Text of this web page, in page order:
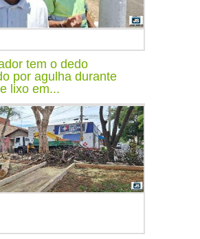
tem o dedo
por agulha durante
lixo em...